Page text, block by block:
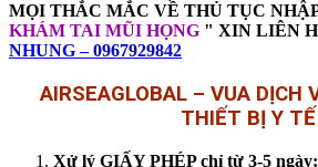
MỌI THẮC MẮC VỀ THỦ TỤC
KHÁM TAI MŨI HỌNG " XIN LIÊN
NHUNG – 0967929842
AIRSEAGLOBAL – VUA DỊCH
THIẾT BỊ Y TẾ
Xử lý GIẤY PHÉP chỉ từ 3-5 ngày: